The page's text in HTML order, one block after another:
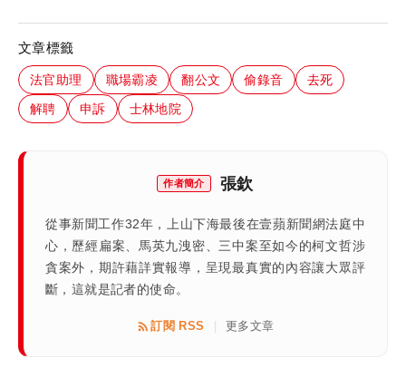
文章標籤
法官助理 職場霸凌 翻公文 偷錄音
去死
解聘
申訴 士林地院
作者簡介 張欽
從事新聞工作32年，上山下海最後在壹蘋新聞網法庭中
心，歷經扁案、馬英九洩密、三中案至如今的柯文哲涉
貪案外，期許藉詳實報導，呈現最真實的內容讓大眾評
斷，這就是記者的使命。
訂閱 RSS 更多文章